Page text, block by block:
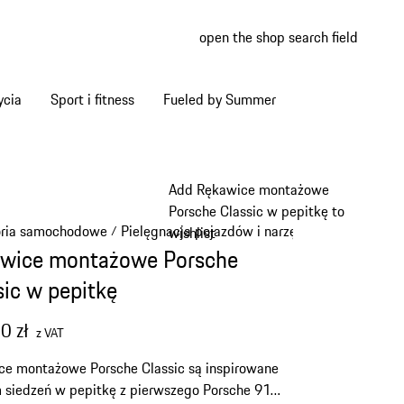
open the shop search field
Sport i fitness Fueled by Summer
Add Rękawice montażowe
Porsche Classic w pepitkę to
wishlist
samochodowe/ Pielęgnacja pojazdów i narzędzia
montażowe Porsche
w pepitkę
zł z VAT
montażowe Porsche Classic są inspirowane
siedzeń w pepitkę z pierwszego Porsche 911.